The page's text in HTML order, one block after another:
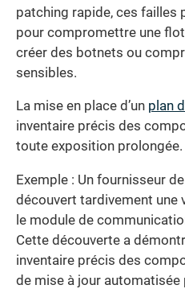
patching rapide, ces failles
pour compromettre une
créer des botnets ou
sensibles.
La mise en place d’un plan
inventaire précis des
toute exposition prolongée.
Exemple : Un fournisseur
découvert tardivement une
le module de
Cette découverte a
inventaire précis des
de mise à jour